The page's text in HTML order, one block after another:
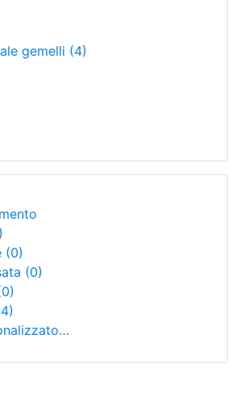
gemelli (4)
(0)
(0)